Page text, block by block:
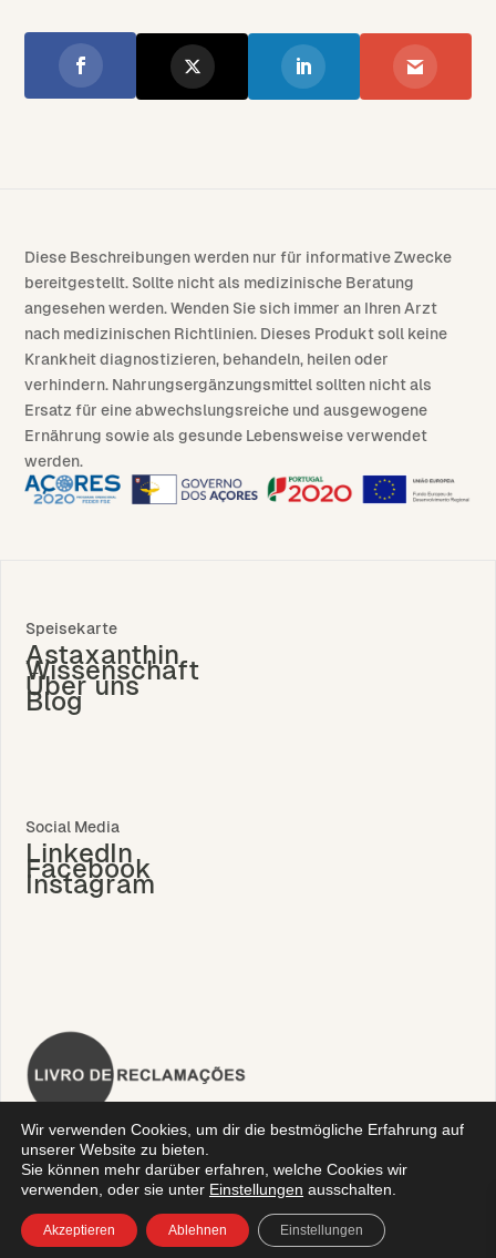
Diese Beschreibungen werden nur für informative Zwecke
bereitgestellt. Sollte nicht als medizinische Beratung
angesehen werden. Wenden Sie sich immer an Ihren Arzt
nach medizinischen Richtlinien. Dieses Produkt soll keine
Krankheit diagnostizieren, behandeln, heilen oder
verhindern. Nahrungsergänzungsmittel sollten nicht als
Ersatz für eine abwechslungsreiche und ausgewogene
Ernährung sowie als gesunde Lebensweise verwendet
werden.
Speisekarte
Astaxanthin
Wissenschaft
Über uns
Blog
Social Media
LinkedIn
Facebook
Instagram
Datenschutzrichtlinie|Geschäftsbedingungen|
Unterstützung| © Algicel. Alle Rechte vorbehalten.
Wir verwenden Cookies, um dir die bestmögliche Erfahrung auf
unserer Website zu bieten.
Sie können mehr darüber erfahren, welche Cookies wir
verwenden, oder sie unter Einstellungen ausschalten.
Akzeptieren Ablehnen Einstellungen